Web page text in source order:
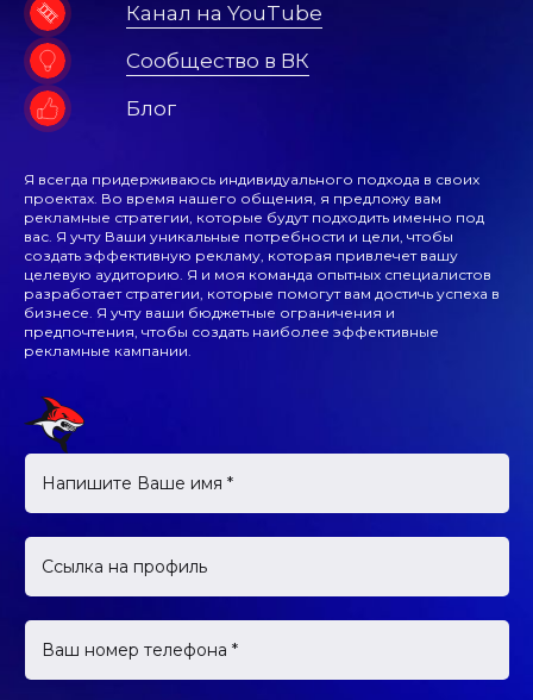
Канал на YouTube
Сообщество в ВК
Блог
Я всегда придерживаюсь индивидуального подхода в своих
проектах. Во время нашего общения, я предложу вам
рекламные стратегии, которые будут подходить именно под
вас. Я учту Ваши уникальные потребности и цели, чтобы
создать эффективную рекламу, которая привлечет вашу
целевую аудиторию. Я и моя команда опытных специалистов
разработает стратегии, которые помогут вам достичь успеха в
бизнесе. Я учту ваши бюджетные ограничения и
предпочтения, чтобы создать наиболее эффективные
рекламные кампании.